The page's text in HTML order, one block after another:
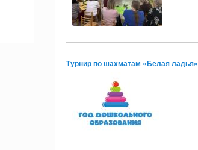
Турнир по шахматам «Белая ладья»